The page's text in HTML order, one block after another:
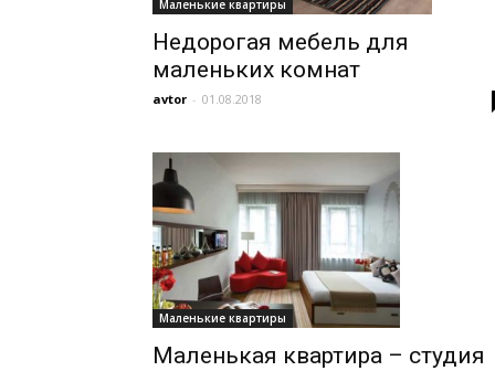
Маленькие квартиры
Недорогая мебель для
маленьких комнат
avtor - 01.08.2018
Маленькие квартиры
Маленькая квартира – студия